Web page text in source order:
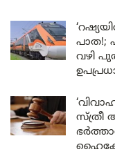
പാത!;
വഴി
സ്ത്രീ